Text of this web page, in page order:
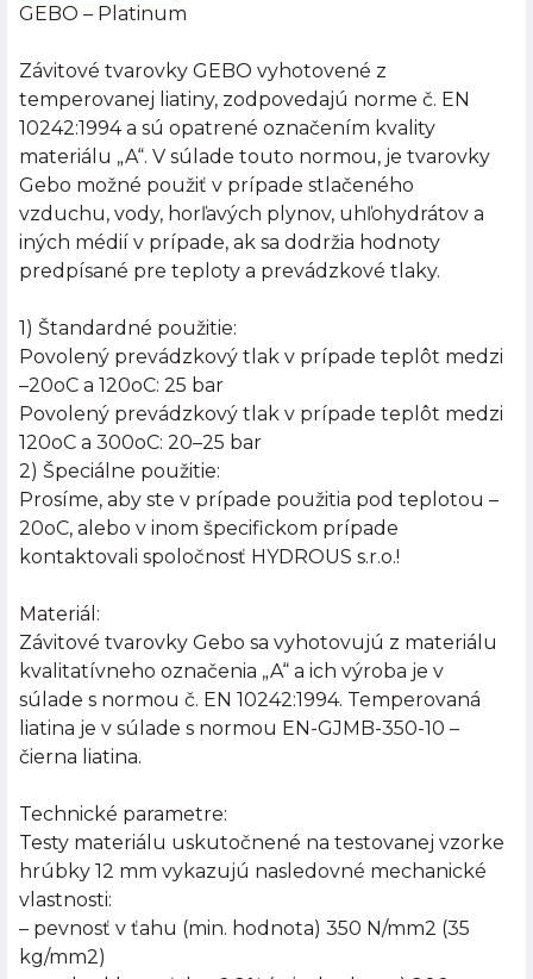
GEBO – Platinum
Závitové tvarovky GEBO vyhotovené z
temperovanej liatiny, zodpovedajú norme č. EN
10242:1994 a sú opatrené označením kvality
materiálu „A“. V súlade touto normou, je tvarovky
Gebo možné použiť v prípade stlačeného
vzduchu, vody, horľavých plynov, uhľohydrátov a
iných médií v prípade, ak sa dodržia hodnoty
predpísané pre teploty a prevádzkové tlaky.
1) Štandardné použitie:
Povolený prevádzkový tlak v prípade teplôt medzi
–20oC a 120oC: 25 bar
Povolený prevádzkový tlak v prípade teplôt medzi
120oC a 300oC: 20–25 bar
2) Špeciálne použitie:
Prosíme, aby ste v prípade použitia pod teplotou –
20oC, alebo v inom špecifickom prípade
kontaktovali spoločnosť HYDROUS s.r.o.!
Materiál:
Závitové tvarovky Gebo sa vyhotovujú z materiálu
kvalitatívneho označenia „A“ a ich výroba je v
súlade s normou č. EN 10242:1994. Temperovaná
liatina je v súlade s normou EN-GJMB-350-10 –
čierna liatina.
Technické parametre:
Testy materiálu uskutočnené na testovanej vzorke
hrúbky 12 mm vykazujú nasledovné mechanické
vlastnosti:
– pevnosť v ťahu (min. hodnota) 350 N/mm2 (35
kg/mm2)